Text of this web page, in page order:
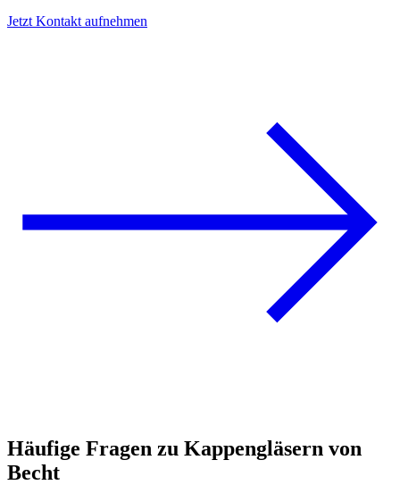
Jetzt Kontakt aufnehmen
Häufige Fragen zu Kappengläsern von
Becht